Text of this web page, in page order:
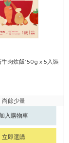
肉炊飯150g x 5入裝
尚餘少量
入購物車
立即選購